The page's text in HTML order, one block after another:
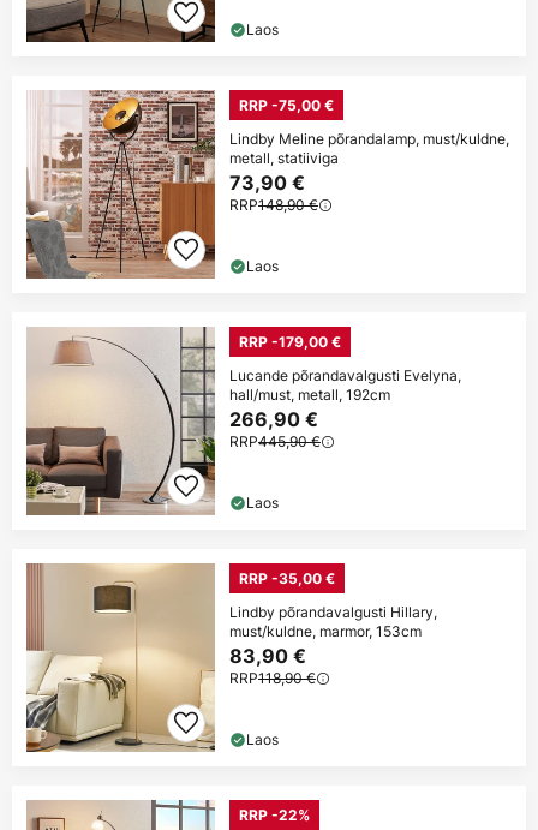
Laos
RRP -75,00 €
Lindby Meline põrandalamp, must/kuldne,
metall, statiiviga
73,90 €
RRP148,90 €
Laos
RRP -179,00 €
Lucande põrandavalgusti Evelyna,
hall/must, metall, 192cm
266,90 €
RRP445,90 €
Laos
RRP -35,00 €
Lindby põrandavalgusti Hillary,
must/kuldne, marmor, 153cm
83,90 €
RRP118,90 €
Laos
RRP -22%